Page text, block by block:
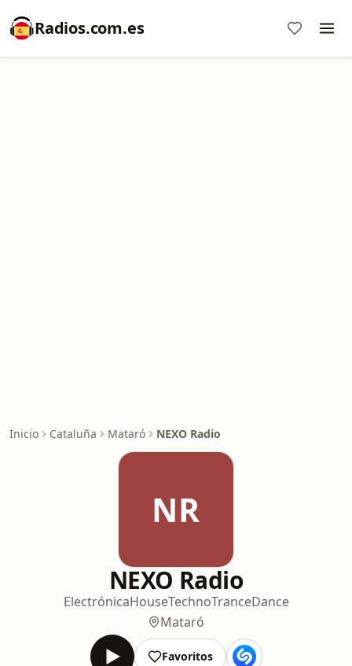
Radios.com.es
Inicio Cataluña Mataró NEXO Radio
NR
NEXO Radio
ElectrónicaHouseTechnoTranceDance
Mataró
Favoritos